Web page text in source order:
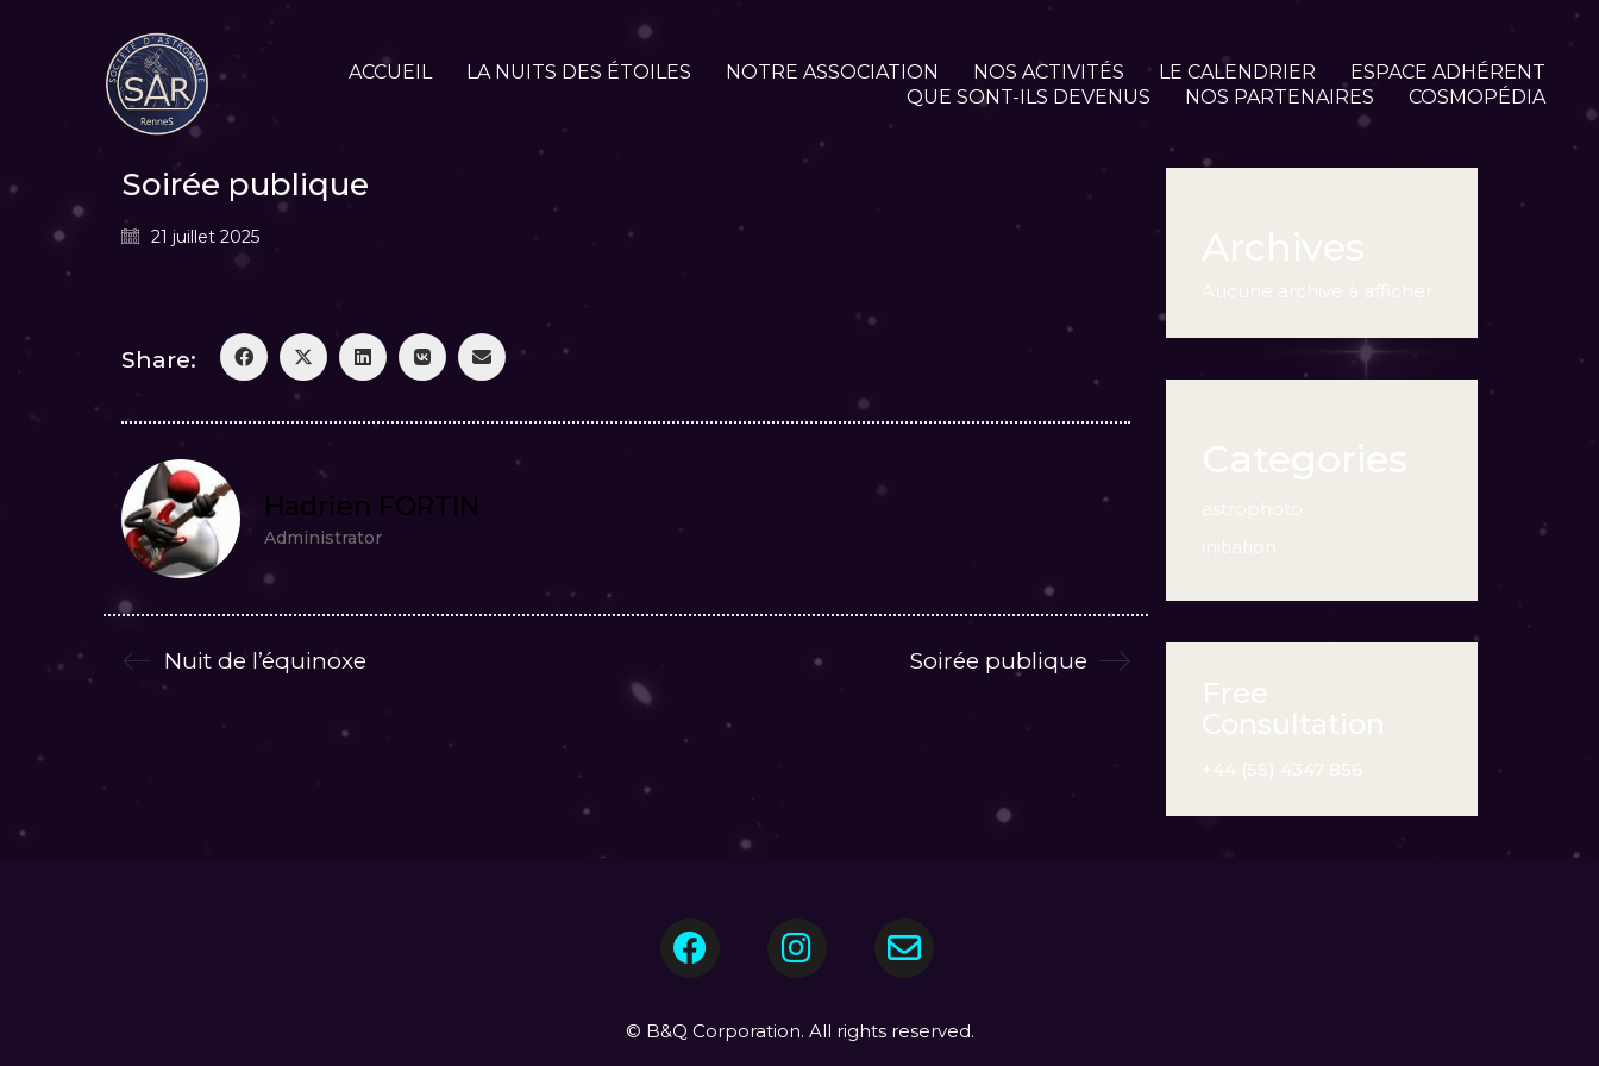
ACCUEIL LA NUITS DES ÉTOILES NOTRE ASSOCIATION NOS ACTIVITÉS LE CALENDRIER
ESPACE ADHÉRENT
QUE SONT-ILS DEVENUS
NOS PARTENAIRES COSMOPÉDIA
Soirée publique
21 juillet 2025
Share:
Hadrien FORTIN
Administrator
Nuit de l’équinoxe Soirée publique
Archives
Aucune archive à afficher.
Categories
astrophoto
initiation
Free
Consultation
+44 (55) 4347 856
© B&Q Corporation. All rights reserved.